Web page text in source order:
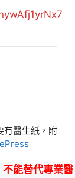
有醫生紙，附
不能替代專業醫